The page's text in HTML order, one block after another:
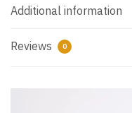
Additional information
Reviews 0